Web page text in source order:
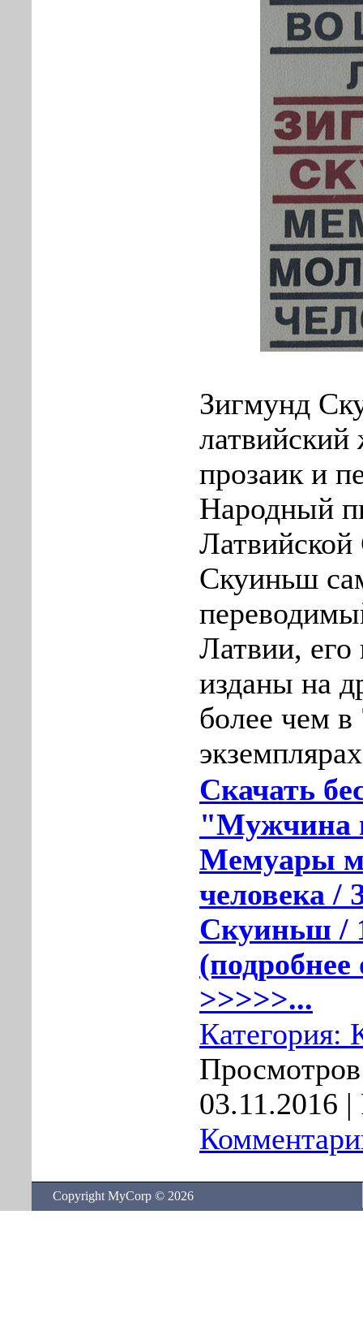
Зигмунд
латвийский
прозаик и
Народный
Скуиньш
Латвии, его
изданы на
более чем
Скачать
"Мужчина
Мемуары
человека /
Скуиньш /
(подробнее
>>>>>...
Категория:
03.11.2016 |
Copyright MyCorp © 2026